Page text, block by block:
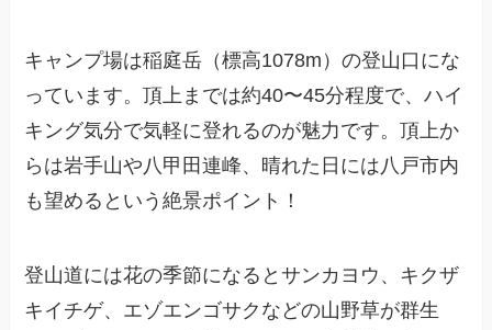
キャンプ場は稲庭岳（標高1078m）の登山口にな
っています。頂上までは約40〜45分程度で、ハイ
キング気分で気軽に登れるのが魅力です。頂上か
らは岩手山や八甲田連峰、晴れた日には八戸市内
も望めるという絶景ポイント！
登山道には花の季節になるとサンカヨウ、キクザ
キイチゲ、エゾエンゴサクなどの山野草が群生